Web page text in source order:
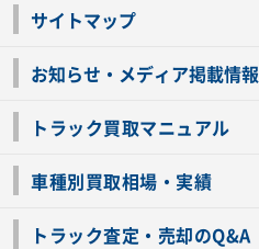
サイトマップ
お知らせ・メディア掲載情報
トラック買取マニュアル
車種別買取相場・実績
トラック査定・売却のQ&A